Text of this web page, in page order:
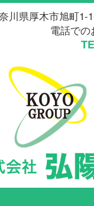
川県厚木市旭町1-
電話での